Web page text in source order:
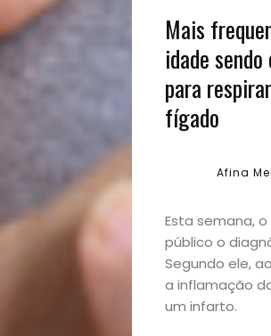
Início
Academia
Mais
idade
para
fígado
Afina
Esta semana,
público o
Segundo ele,
a inflamação
um infarto.